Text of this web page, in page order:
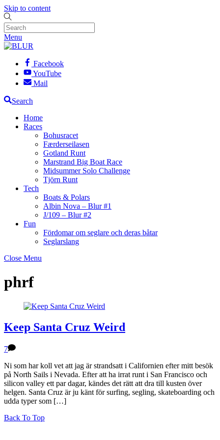
Skip to content
Menu
Facebook
YouTube
Mail
Search
Home
Races
Bohusracet
Færderseilasen
Gotland Runt
Marstrand Big Boat Race
Midsummer Solo Challenge
Tjörn Runt
Tech
Boats & Polars
Albin Nova – Blur #1
J/109 – Blur #2
Fun
Fördomar om seglare och deras båtar
Seglarslang
Close Menu
phrf
Keep Santa Cruz Weird
7
Ni som har koll vet att jag är strandsatt i Californien efter mitt besök
på North Sails i Nevada. Efter att ha irrat runt i San Francisco och
silicon valley ett par dagar, kändes det rätt att dra till kusten över
helgen. Santa Cruz är ju känt för surfing, segling, skateboarding och
udda typer som […]
Back To Top